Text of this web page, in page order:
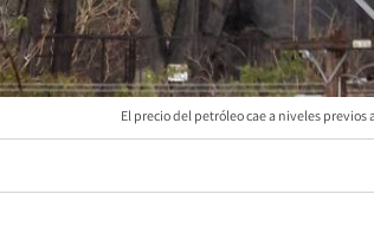
El precio del petróleo cae a niveles previos